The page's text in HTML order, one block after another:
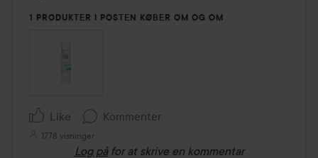
1 PRODUKTER I POSTEN KØBER OM OG OM
Like Kommenter
1778 visninger
Log på for at skrive en kommentar